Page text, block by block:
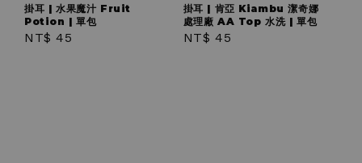
掛耳 | 水果魔汁 Fruit
Potion | 單包
Regular
NT$ 45
掛耳 | 肯亞 Kiambu 潔奇娜
處理廠 AA Top 水洗 | 單包
Regular
NT$ 45